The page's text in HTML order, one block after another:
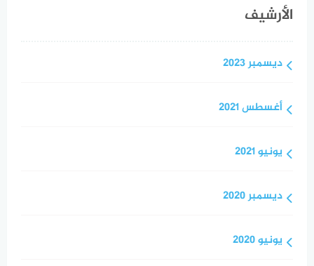
الأرشيف
ديسمبر 2023
أغسطس 2021
يونيو 2021
ديسمبر 2020
يونيو 2020